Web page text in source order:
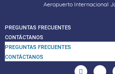
Aeropuerto Internacional
PREGUNTAS FRECUENTES
CONTÁCTANOS
PREGUNTAS FRECUENTES
CONTÁCTANOS